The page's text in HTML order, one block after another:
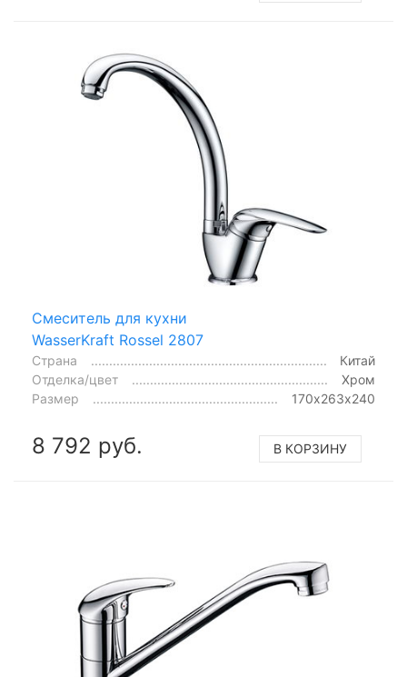
Смеситель для кухни
WasserKraft Rossel 2807
Страна
Китай
Отделка/цвет
Хром
Размер
170х263х240
8 792 руб. В КОРЗИНУ